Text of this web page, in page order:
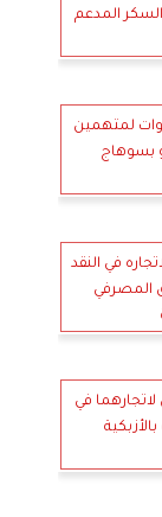
المدعم
5 سنوات لمتهمين
بسوهاج
في النقد
المصرفي
في